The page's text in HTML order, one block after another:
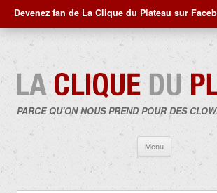
Devenez fan de La Clique du Plateau sur
PARCE QU'ON NOUS PREND POUR DES
Menu
contenu